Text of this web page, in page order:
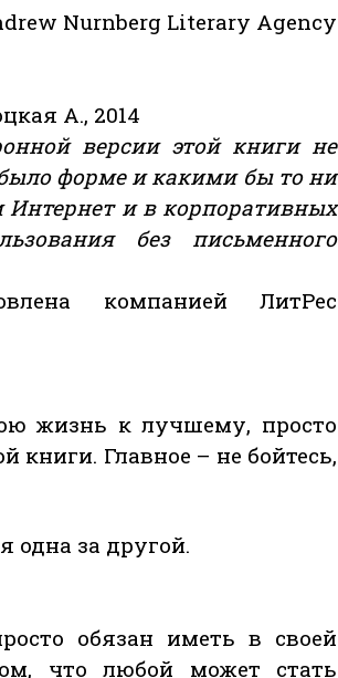
Nurnberg Literary Agency
А., 2014
версии этой книги не
форме и какими бы то ни
и в корпоративных
без письменного
компанией ЛитРес
жизнь к лучшему, просто
книги. Главное – не бойтесь,
одна за другой.
обязан иметь в своей
что любой может стать